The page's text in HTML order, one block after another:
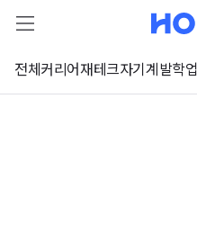
전체 커리어재테크자기계발학업